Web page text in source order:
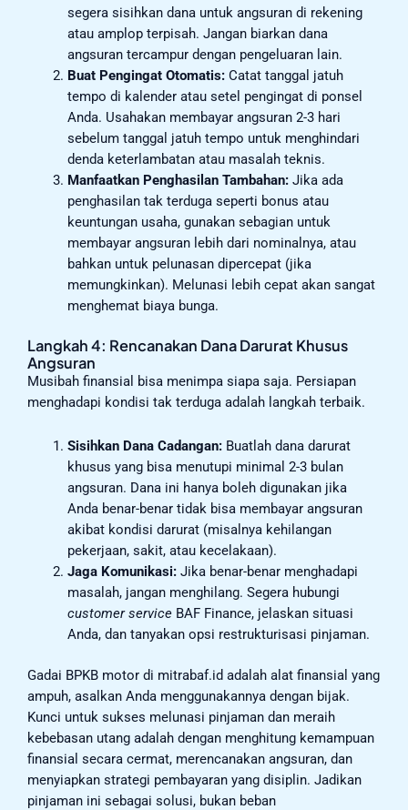
segera sisihkan dana untuk angsuran di rekening
atau amplop terpisah. Jangan biarkan dana
angsuran tercampur dengan pengeluaran lain.
Buat Pengingat Otomatis:Catat tanggal jatuh
tempo di kalender atau setel pengingat di ponsel
Anda. Usahakan membayar angsuran 2-3 hari
sebelum tanggal jatuh tempo untuk menghindari
denda keterlambatan atau masalah teknis.
Manfaatkan Penghasilan Tambahan:Jika ada
penghasilan tak terduga seperti bonus atau
keuntungan usaha, gunakan sebagian untuk
membayar angsuran lebih dari nominalnya, atau
bahkan untuk pelunasan dipercepat (jika
memungkinkan). Melunasi lebih cepat akan sangat
menghemat biaya bunga.
Langkah 4: Rencanakan Dana Darurat Khusus
Angsuran
Musibah finansial bisa menimpa siapa saja. Persiapan
menghadapi kondisi tak terduga adalah langkah terbaik.
Sisihkan Dana Cadangan:Buatlah dana darurat
khusus yang bisa menutupi minimal 2-3 bulan
angsuran. Dana ini hanya boleh digunakan jika
Anda benar-benar tidak bisa membayar angsuran
akibat kondisi darurat (misalnya kehilangan
pekerjaan, sakit, atau kecelakaan).
Jaga Komunikasi:Jika benar-benar menghadapi
masalah, jangan menghilang. Segera hubungi
customer serviceBAF Finance, jelaskan situasi
Anda, dan tanyakan opsi restrukturisasi pinjaman.
Gadai BPKB motor di mitrabaf.id adalah alat finansial yang
ampuh, asalkan Anda menggunakannya dengan bijak.
Kunci untuk sukses melunasi pinjaman dan meraih
kebebasan utang adalah dengan menghitung kemampuan
finansial secara cermat, merencanakan angsuran, dan
menyiapkan strategi pembayaran yang disiplin. Jadikan
pinjaman ini sebagai solusi, bukan beban